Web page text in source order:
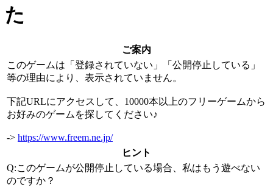
た
ご案内
このゲームは「登録されていない」「公開停止している」
等の理由により、表示されていません。
下記URLにアクセスして、10000本以上のフリーゲームから
お好みのゲームを探してください♪
-> https://www.freem.ne.jp/
ヒント
Q:このゲームが公開停止している場合、私はもう遊べない
のですか？